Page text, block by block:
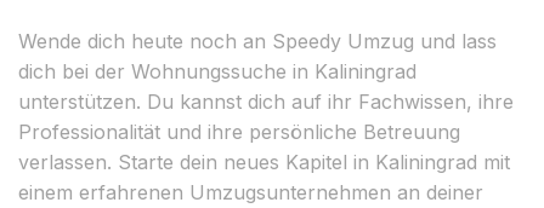
Wende dich heute noch an Speedy Umzug und lass
dich bei der Wohnungssuche in Kaliningrad
unterstützen. Du kannst dich auf ihr Fachwissen, ihre
Professionalität und ihre persönliche Betreuung
verlassen. Starte dein neues Kapitel in Kaliningrad mit
einem erfahrenen Umzugsunternehmen an deiner